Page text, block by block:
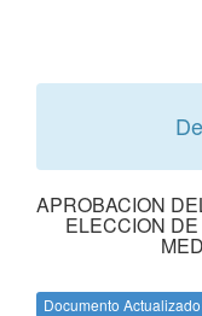
APROBACION
ELECCION
Documento Actualizado